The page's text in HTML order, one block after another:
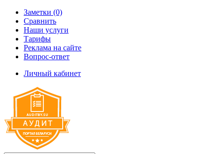
Заметки (0)
Сравнить
Наши услуги
Тарифы
Реклама на сайте
Вопрос-ответ
Личный кабинет